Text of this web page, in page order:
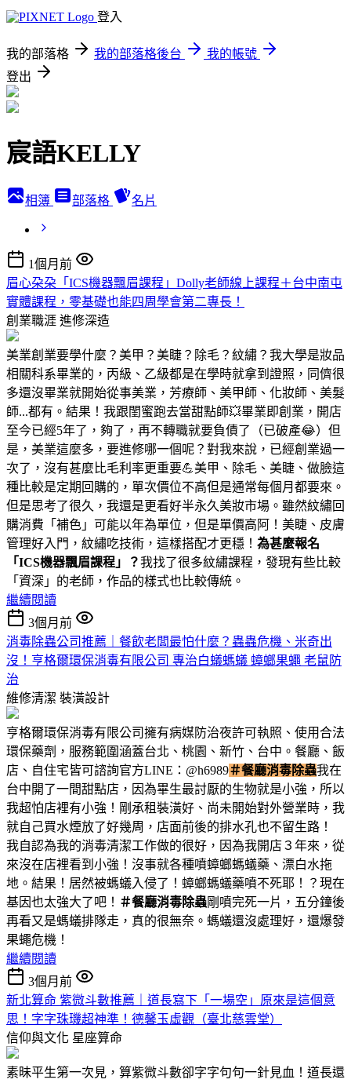
登入
我的部落格 我的部落格後台
我的帳號
登出
宸語KELLY
相簿 部落格 名片
1個月前
眉心朶朶「ICS機器飄眉課程」Dolly老師線上課程＋台中南屯
實體課程，零基礎也能四周學會第二專長！
創業職涯 進修深造
美業創業要學什麼？美甲？美睫？除毛？紋繡？我大學是妝品
相關科系畢業的，丙級、乙級都是在學時就拿到證照，同儕很
多還沒畢業就開始從事美業，芳療師、美甲師、化妝師、美髮
師...都有。結果！我跟閨蜜跑去當甜點師💥畢業即創業，開店
至今已經5年了，夠了，再不轉職就要負債了（已破產😂）但
是，美業這麼多，要進修哪一個呢？對我來說，已經創業過一
次了，沒有甚麼比毛利率更重要💪美甲、除毛、美睫、做臉這
種比較是定期回購的，單次價位不高但是通常每個月都要來。
但是思考了很久，我還是更看好半永久美妝市場。雖然紋繡回
購消費「補色」可能以年為單位，但是單價高阿！美睫、皮膚
管理好入門，紋繡吃技術，這樣搭配才更穩！ 為甚麼報名
「ICS機器飄眉課程」？我找了很多紋繡課程，發現有些比較
「資深」的老師，作品的樣式也比較傳統。
繼續閱讀
3個月前
消毒除蟲公司推薦｜餐飲老闆最怕什麼？蟲蟲危機、米奇出
沒！亨格爾環保消毒有限公司 專治白蟻螞蟻 蟑螂果蠅 老鼠防
治
維修清潔 裝潢設計
亨格爾環保消毒有限公司擁有病媒防治夜許可執照、使用合法
環保藥劑，服務範圍涵蓋台北、桃園、新竹、台中。餐廳、飯
店、自住宅皆可諮詢官方LINE：@h6989＃餐廳消毒除蟲我在
台中開了一間甜點店，因為畢生最討厭的生物就是小強，所以
我超怕店裡有小強！剛承租裝潢好、尚未開始對外營業時，我
就自己買水煙放了好幾周，店面前後的排水孔也不留生路！
我自認為我的消毒清潔工作做的很好，因為我開店３年來，從
來沒在店裡看到小強！沒事就各種噴蟑螂螞蟻藥、漂白水拖
地。結果！居然被螞蟻入侵了！蟑螂螞蟻藥噴不死耶！？現在
基因也太強大了吧！ ＃餐廳消毒除蟲剛噴完死一片，五分鐘後
再看又是螞蟻排隊走，真的很無奈。螞蟻還沒處理好，還爆發
果蠅危機！
繼續閱讀
3個月前
新北算命 紫微斗數推薦｜道長寫下「一場空」原來是這個意
思！字字珠璣超神準！德馨玉虛觀（臺北慈雲堂）
信仰與文化 星座算命
素昧平生第一次見，算紫微斗數卻字字句句一針見血！道長還